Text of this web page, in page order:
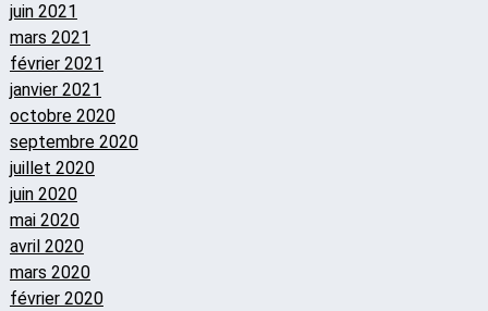
juin 2021
mars 2021
février 2021
janvier 2021
octobre 2020
septembre 2020
juillet 2020
juin 2020
mai 2020
avril 2020
mars 2020
février 2020